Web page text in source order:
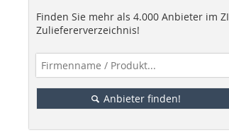
Finden Sie mehr als 4.000 Anbieter im ZI
Zuliefererverzeichnis!
Anbieter finden!